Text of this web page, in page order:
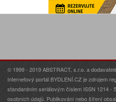
© 1999 - 2019 ABSTRACT, s.r.o. a
Internetový portál BYDLENÍ.CZ je zdrojem
standardním seriálovým číslem ISSN 1214 -
osobních údajů. Publikování nebo šíření